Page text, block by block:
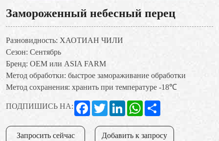
Замороженный небесный перец
Разновидность: ХАОТИАН ЧИЛИ
Сезон: Сентябрь
Бренд: OEM или ASIA FARM
Метод обработки: быстрое замораживание обработки
Метод сохранения: хранить при температуре -18℃
ПОДПИШИСЬ НА: FacebookTwitterLinkedInWhatsApp
Запросить сейчас Добавить к запросу